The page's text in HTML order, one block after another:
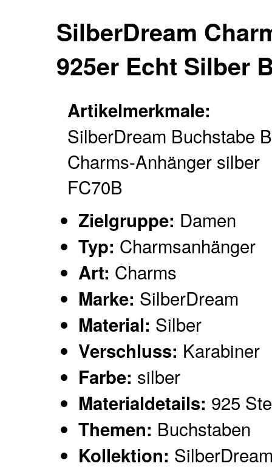
SilberDream
925er Echt Silber
Artikelmerkmale:
SilberDream Buchstabe B
Charms-Anhänger silber
FC70B
Zielgruppe: Damen
Typ: Charmsanhänger
Art: Charms
Marke: SilberDream
Material: Silber
Verschluss: Karabiner
Farbe: silber
Materialdetails: 925
Themen: Buchstaben
Kollektion: